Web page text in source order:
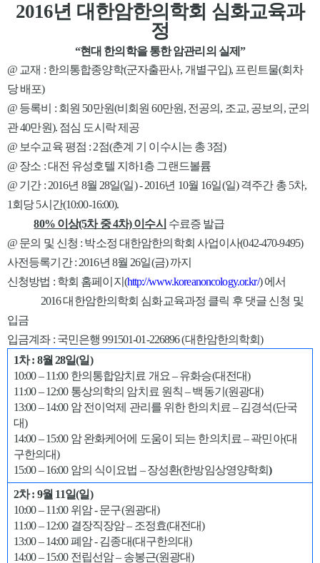
2016년 대한암한의학회 심화교육과
정
“현대 한의학을 통한 암관리의 실제”
@ 교재 : 한의통합종양학(군자출판사, 개별구입), 프린트물(회차
당 배포)
@ 등록비 : 회원 50만원(비회원 60만원, 전공의, 조교, 공보의, 군의
관 40만원). 점심 도시락 제공
@ 보수교육 평점 : 2점(춘계 기 이수시는 총 3점)
@ 장소 : 대전 유성호텔 지하1층 그랜드볼륨
@ 기간 : 2016년 8월 28일(일) - 2016년 10월 16일(일) 격주간 총 5차,
1회당 5시간(10:00-16:00).
80% 이상(5차 중 4차) 이수시 수료증 발급
@ 문의 및 신청 : 박소정 대한암한의학회 사업이사(042-470-9495)
사전등록기간 : 2016년 8월 26일(금) 까지
신청방법 : 학회 홈페이지(http://www.koreanoncology.or.kr/) 에서
2016 대한암한의학회 심화교육과정 클릭 후 댓글 신청 및
입금
입금계좌 : 국민은행 991501-01-226896 (대한암한의학회)
강
의
일
정
표
1차 : 8월 28일(일)
10:00 – 11:00 한의통합암치료 개요 – 유화승(대전대)
11:00 – 12:00 통상의학의 암치료 원칙 – 백동기(원광대)
13:00 – 14:00 암 전이억제 관리를 위한 한의치료 – 김경석(단국
대)
14:00 – 15:00 암 완화케어에 도움이 되는 한의치료 – 곽민아(대
구한의대)
15:00 – 16:00 암의 식이요법 – 장성환(한방임상영양학회)
2차 : 9월 11일(일)
10:00 – 11:00 위암 - 문구(원광대)
11:00 – 12:00 결장직장암 – 조정효(대전대)
13:00 – 14:00 폐암 - 김종대(대구한의대)
14:00 – 15:00 전립선암 – 송봉근(원광대)